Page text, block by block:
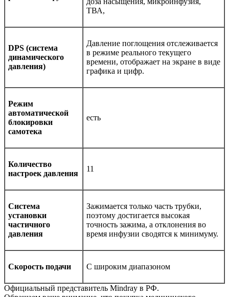
ТВА,
DPS (система
динамического
давления)
Давление поглощения отслеживается
в режиме реального текущего
времени, отображает на экране в виде
графика и цифр.
Режим
автоматической
блокировки
самотека
есть
Количество
настроек давления
11
Система
установки
частичного
давления
Зажимается только часть трубки,
поэтому достигается высокая
точность зажима, а отклонения во
время инфузии сводятся к минимуму.
Скорость подачи С широким диапазоном
Официальный представитель Mindray в РФ.